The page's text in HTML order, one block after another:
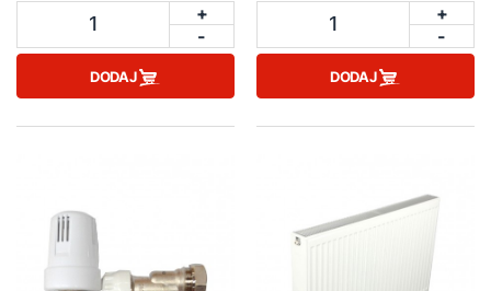
1
+
-
DODAJ
1
+
-
DODAJ